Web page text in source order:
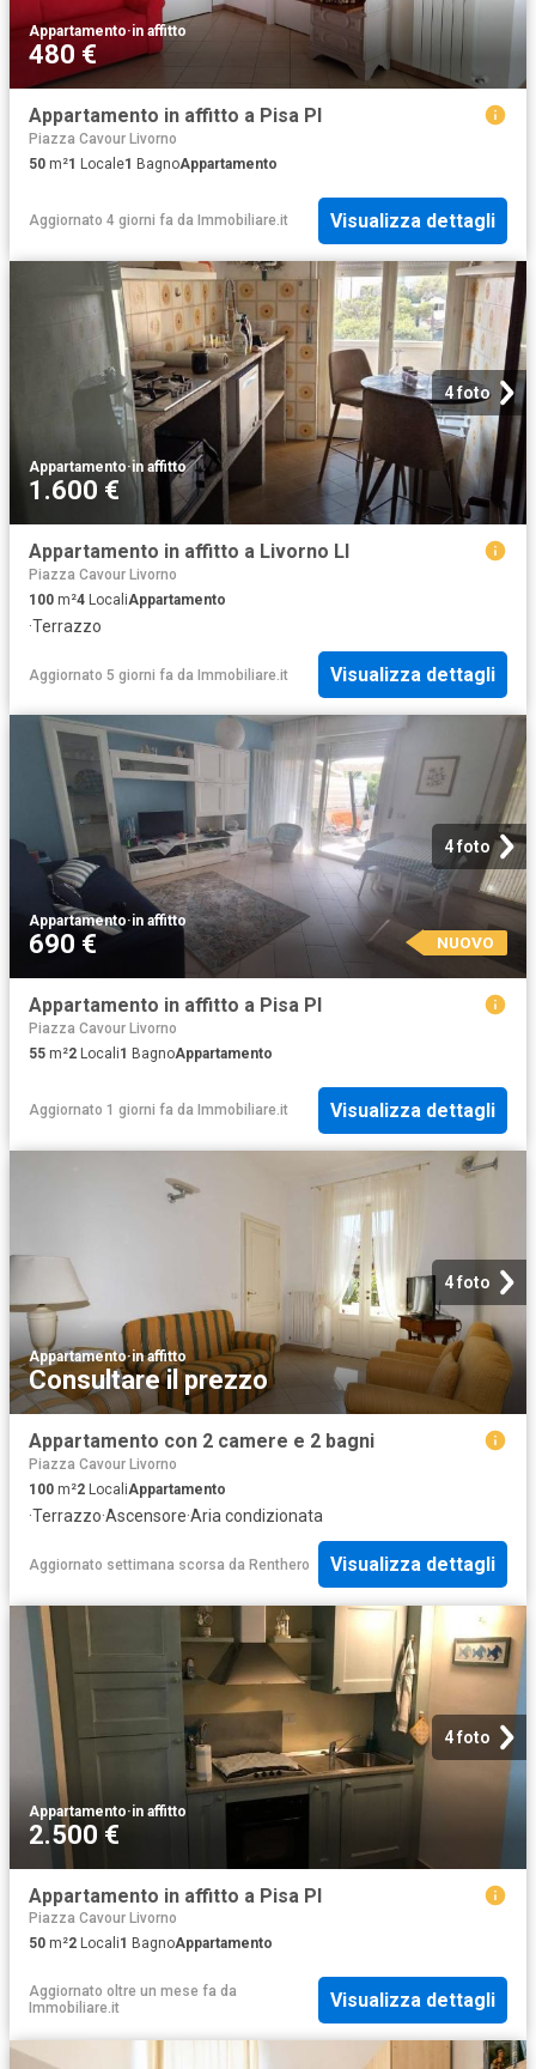
Appartamento·in affitto
480 €
Appartamento in affitto a Pisa PI
Piazza Cavour Livorno
50 m²1 Locale1 BagnoAppartamento
Aggiornato 4 giorni fa da Immobiliare.it Visualizza dettagli
4 foto
Appartamento·in affitto
1.600 €
Appartamento in affitto a Livorno LI
Piazza Cavour Livorno
100 m²4 LocaliAppartamento
·Terrazzo
Aggiornato 5 giorni fa da Immobiliare.it Visualizza dettagli
4 foto
Appartamento·in affitto
690 € NUOVO
Appartamento in affitto a Pisa PI
Piazza Cavour Livorno
55 m²2 Locali1 BagnoAppartamento
Aggiornato 1 giorni fa da Immobiliare.it Visualizza dettagli
4 foto
Appartamento·in affitto
Consultare il prezzo
Appartamento con 2 camere e 2 bagni
Piazza Cavour Livorno
100 m²2 LocaliAppartamento
·Terrazzo·Ascensore·Aria condizionata
Aggiornato settimana scorsa da Renthero Visualizza dettagli
4 foto
Appartamento·in affitto
2.500 €
Appartamento in affitto a Pisa PI
Piazza Cavour Livorno
50 m²2 Locali1 BagnoAppartamento
Aggiornato oltre un mese fa da
Immobiliare.it
Visualizza dettagli